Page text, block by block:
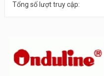
Tổng số lượt truy cập: